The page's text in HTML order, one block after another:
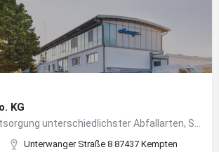
KG
Unterwanger Straße 8 87437 Kempten